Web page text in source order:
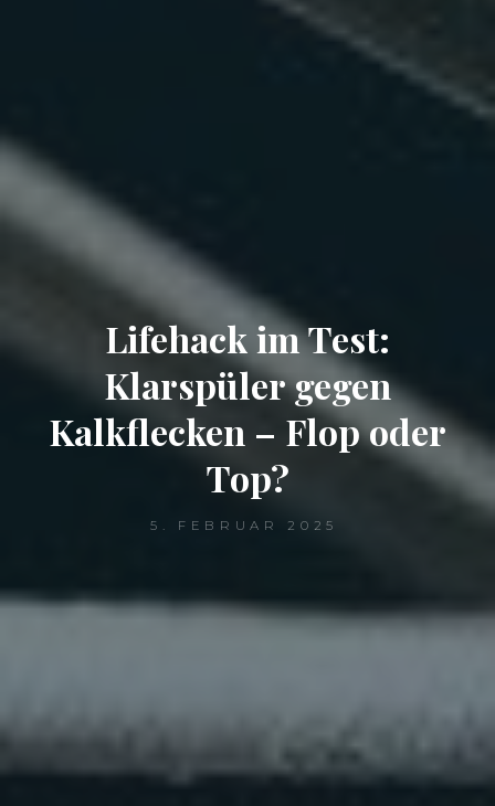
Lifehack im Test:
Klarspüler gegen
Kalkflecken – Flop oder
Top?
5. FEBRUAR 2025